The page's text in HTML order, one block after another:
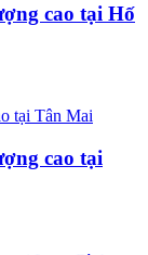
cao tại Hố
cao tại